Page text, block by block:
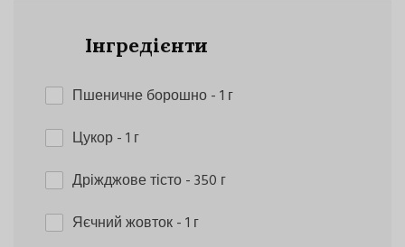
Інгредієнти
Пшеничне борошно- 1 г
Цукор- 1 г
Дріжджове тісто- 350 г
Яєчний жовток- 1 г